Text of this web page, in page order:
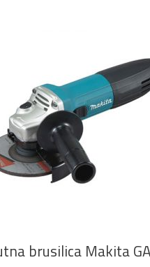
DODAJ U KOŠARICU
brusilica Makita